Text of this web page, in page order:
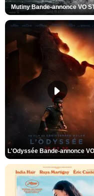
Mutiny Bande-annonce VO